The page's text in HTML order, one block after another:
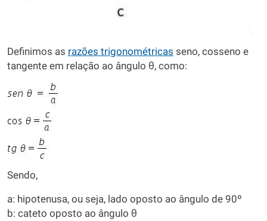
Definimos as razões trigonométricas seno, cosseno e
tangente em relação ao ângulo θ, como:
Sendo,
a: hipotenusa, ou seja, lado oposto ao ângulo de 90º
b: cateto oposto ao ângulo θ